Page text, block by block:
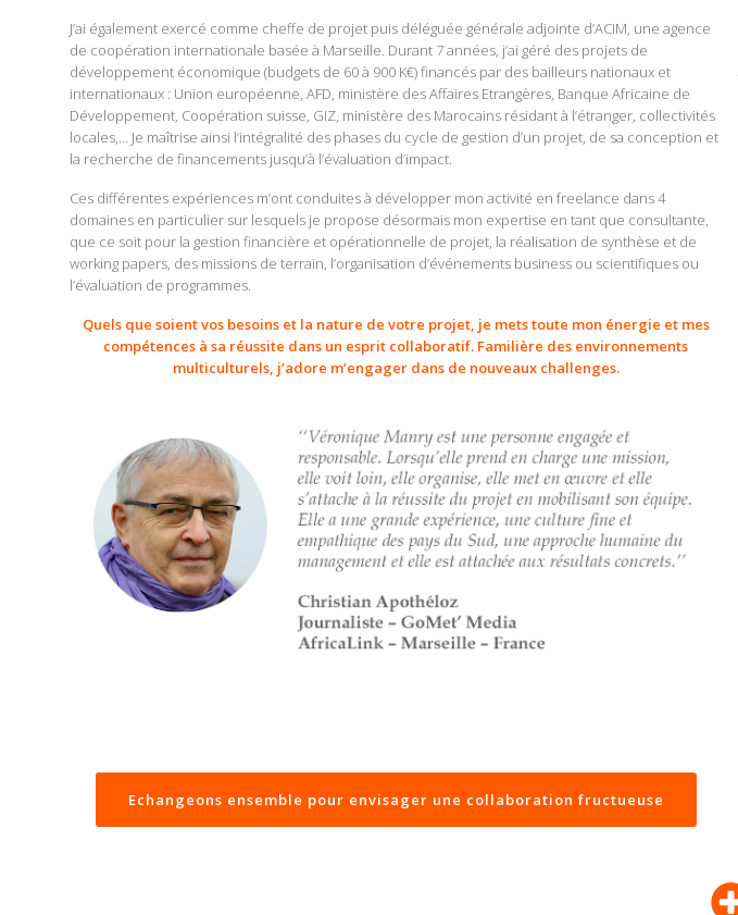
J’ai également exercé comme cheffe de projet puis déléguée générale adjointe d’ACIM, une agence
de coopération internationale basée à Marseille. Durant 7 années, j’ai géré des projets de
développement économique (budgets de 60 à 900 K€) financés par des bailleurs nationaux et
internationaux : Union européenne, AFD, ministère des Affaires Etrangères, Banque Africaine de
Développement, Coopération suisse, GIZ, ministère des Marocains résidant à l’étranger, collectivités
locales,… Je maîtrise ainsi l’intégralité des phases du cycle de gestion d’un projet, de sa conception et
la recherche de financements jusqu’à l’évaluation d’impact.
Ces différentes expériences m’ont conduites à développer mon activité en freelance dans 4
domaines en particulier sur lesquels je propose désormais mon expertise en tant que consultante,
que ce soit pour la gestion financière et opérationnelle de projet, la réalisation de synthèse et de
working papers, des missions de terrain, l’organisation d’événements business ou scientifiques ou
l’évaluation de programmes.
Quels que soient vos besoins et la nature de votre projet, je mets toute mon énergie et mes
compétences à sa réussite dans un esprit collaboratif. Familière des environnements
multiculturels, j’adore m’engager dans de nouveaux challenges.
Echangeons ensemble pour envisager une collaboration fructueuse